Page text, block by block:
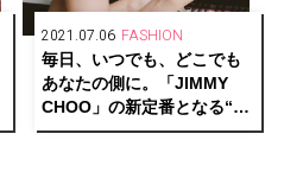
2021.07.06 FASHION
毎日、いつでも、どこでも
あなたの側に。「JIMMY
CHOO」の新定番となる“コ
ア・コレクション”がローン